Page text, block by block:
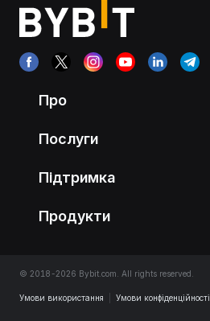
Про
Послуги
Підтримка
Продукти
© 2018-2026 Bybit.com. All rights reserved.
Умови використання Умови конфіденційності